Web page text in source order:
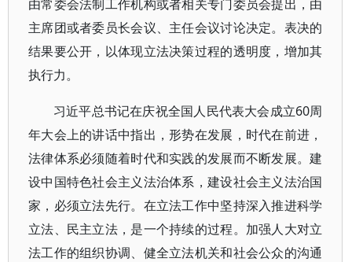
由常委会法制工作机构或者相关专门委员会提出，由
主席团或者委员长会议、主任会议讨论决定。表决的
结果要公开，以体现立法决策过程的透明度，增加其
执行力。
习近平总书记在庆祝全国人民代表大会成立60周
年大会上的讲话中指出，形势在发展，时代在前进，
法律体系必须随着时代和实践的发展而不断发展。建
设中国特色社会主义法治体系，建设社会主义法治国
家，必须立法先行。在立法工作中坚持深入推进科学
立法、民主立法，是一个持续的过程。加强人大对立
法工作的组织协调、健全立法机关和社会公众的沟通